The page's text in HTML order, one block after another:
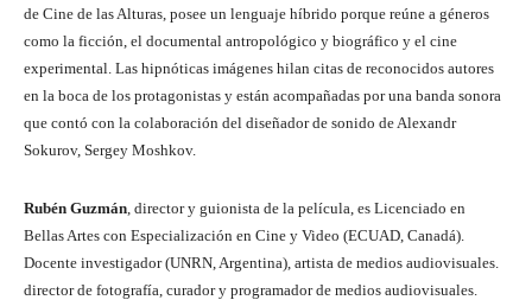
de Cine de las Alturas, posee un lenguaje híbrido porque reúne a géneros
como la ficción, el documental antropológico y biográfico y el cine
experimental. Las hipnóticas imágenes hilan citas de reconocidos autores
en la boca de los protagonistas y están acompañadas por una banda sonora
que contó con la colaboración del diseñador de sonido de Alexandr
Sokurov, Sergey Moshkov.
Rubén Guzmán , director y guionista de la película, es Licenciado en
Bellas Artes con Especialización en Cine y Video (ECUAD, Canadá).
Docente investigador (UNRN, Argentina), artista de medios audiovisuales.
director de fotografía, curador y programador de medios audiovisuales.